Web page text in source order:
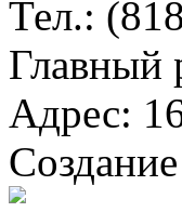
Тел.:
Главный
Адрес: